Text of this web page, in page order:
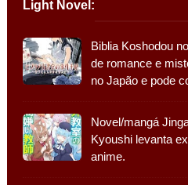
Light Novel:
Biblia Koshodou
de romance e
no Japão e pode
Novel/mangá
Kyoushi levanta
anime.